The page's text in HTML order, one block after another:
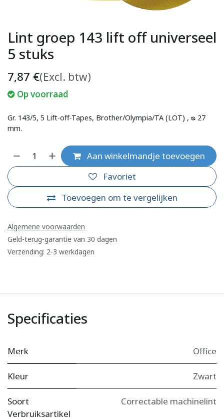
Lint groep 143 lift off universeel
5 stuks
7,87 €(Excl. btw)
Op voorraad
Gr. 143/5, 5 Lift-off-Tapes, Brother/Olympia/TA (LOT) , ᴓ 27
mm.
Aan winkelmandje toevoegen
Toevoegen om te vergelijken
Favoriet
Algemene voorwaarden
Geld-terug-garantie van 30 dagen
Verzending: 2-3 werkdagen
Specificaties
Merk Office
Kleur Zwart
Soort
Verbruiksartikel
Correctable machinelint